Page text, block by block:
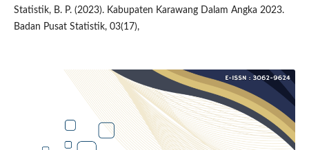
Statistik, B. P. (2023). Kabupaten Karawang Dalam Angka 2023.
Badan Pusat Statistik, 03(17),